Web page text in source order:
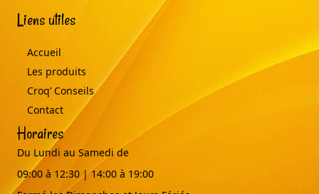
Liens utiles
Accueil
Les produits
Croq’ Conseils
Contact
Horaires
Du Lundi au Samedi de
09:00 à 12:30 | 14:00 à 19:00